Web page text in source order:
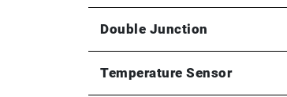
Double Junction
Temperature Sensor